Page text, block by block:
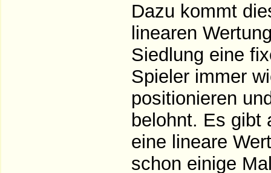
Dazu kommt
linearen
Siedlung eine
Spieler immer
positionieren
belohnt. Es gibt
eine lineare
schon einige